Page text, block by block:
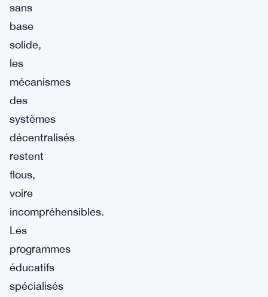
sans
base
solide,
les
mécanismes
des
systèmes
décentralisés
restent
flous,
voire
incompréhensibles.
Les
programmes
éducatifs
spécialisés